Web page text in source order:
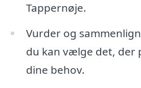
Tappernøje.
Vurder og
du kan vælge det, der
dine behov.